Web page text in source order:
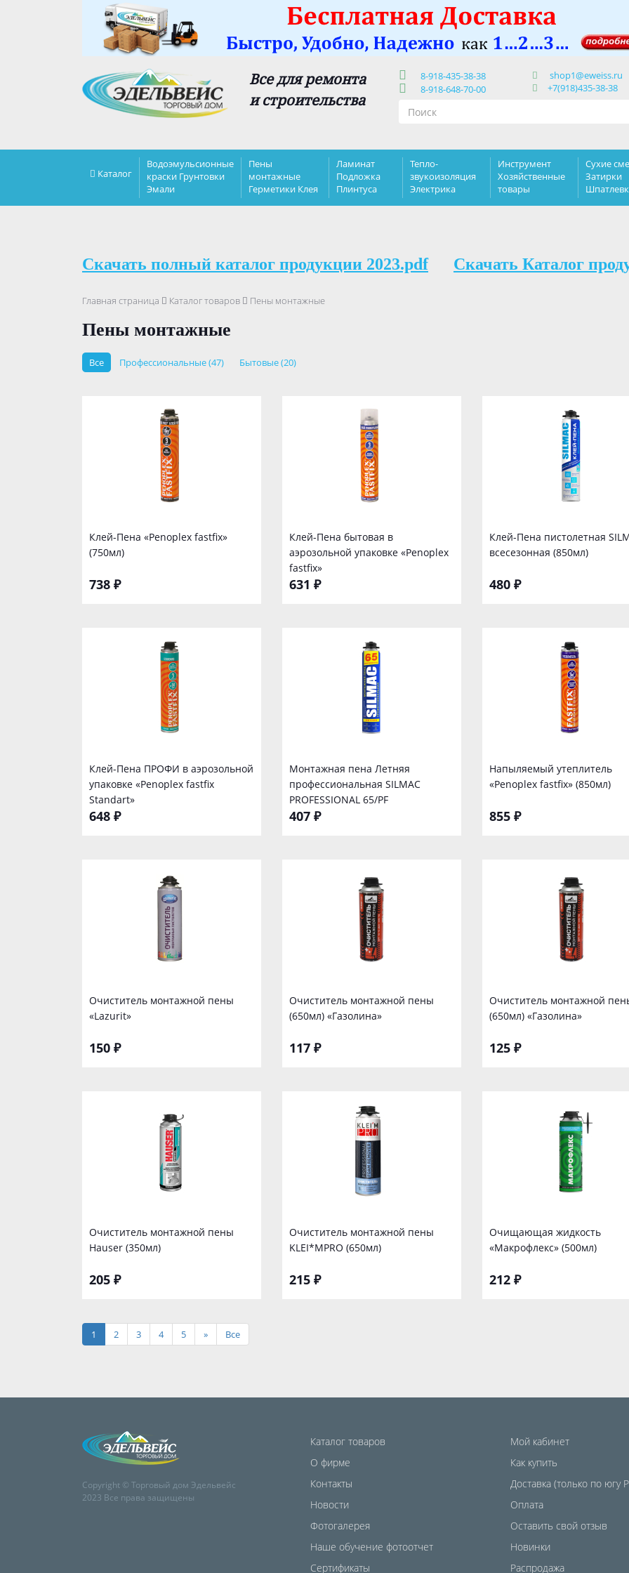
Все для ремонта
и строительства
8-918-435-38-38
8-918-648-70-00
shop1@eweiss.ru
+7(918)435-38-38
Каталог
Водоэмульсионные
краски Грунтовки
Эмали
Пены
монтажные
Герметики Клея
Ламинат
Подложка
Плинтуса
Тепло-
звукоизоляция
Электрика
Инструмент
Хозяйственные
товары
Сухие
Затирки
Скачать полный каталог продукции 2023.pdf Скачать Каталог
Главная страница Каталог товаров Пены монтажные
Пены монтажные
Все Профессиональные (47) Бытовые (20)
Клей-Пена «Penoplex fastfix»
(750мл)
738 ₽
Клей-Пена бытовая в
аэрозольной упаковке «Penoplex
fastfix»
631 ₽
Клей-Пена пистолетная
всесезонная (850мл)
480 ₽
Клей-Пена ПРОФИ в аэрозольной
упаковке «Penoplex fastfix
Standart»
648 ₽
Монтажная пена Летняя
профессиональная SILMAC
PROFESSIONAL 65/PF
407 ₽
Напыляемый утеплитель
«Penoplex fastfix» (850мл)
855 ₽
Очиститель монтажной пены
«Lazurit»
150 ₽
Очиститель монтажной пены
(650мл) «Газолина»
117 ₽
Очиститель монтажной
(650мл) «Газолина»
125 ₽
Очиститель монтажной пены
Hauser (350мл)
205 ₽
Очиститель монтажной пены
KLEI*MPRO (650мл)
215 ₽
Очищающая жидкость
«Макрофлекс» (500мл)
212 ₽
1 2 3 4 5 » Все
Copyright © Торговый дом Эдельвейс
2023 Все права защищены
Каталог товаров
О фирме
Контакты
Новости
Фотогалерея
Наше обучение фотоотчет
Сертификаты
Мой кабинет
Как купить
Доставка (только по югу
Оплата
Оставить свой отзыв
Новинки
Распродажа